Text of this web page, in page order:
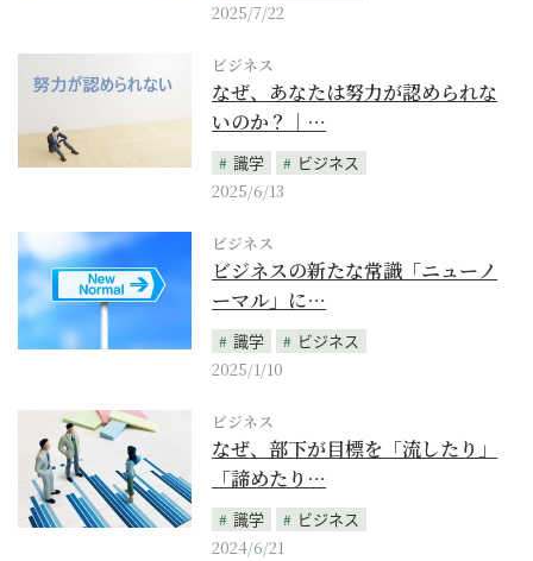
2025/7/22
ビジネス
なぜ、あなたは努力が認められな
いのか？｜…
識学
ビジネス
2025/6/13
ビジネス
ビジネスの新たな常識「ニューノ
ーマル」に…
識学
ビジネス
2025/1/10
ビジネス
なぜ、部下が目標を「流したり」
「諦めたり…
識学
ビジネス
2024/6/21